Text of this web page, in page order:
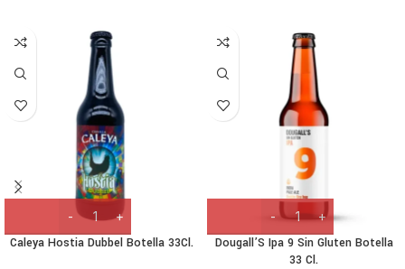
Caleya Hostia Dubbel Botella 33Cl.
Dougall’S Ipa 9 Sin Gluten Botella
33 Cl.